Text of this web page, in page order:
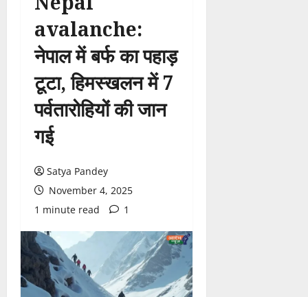
avalanche:
नेपाल में बर्फ का पहाड़
टूटा, हिमस्खलन में 7
पर्वतारोहियों की जान
गई
Satya Pandey
November 4, 2025
1 minute read
1